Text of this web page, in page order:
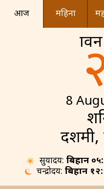
आज महिना
8
दशमी,
सुर्योदय: बिहान
चन्द्रोदय: बिहान